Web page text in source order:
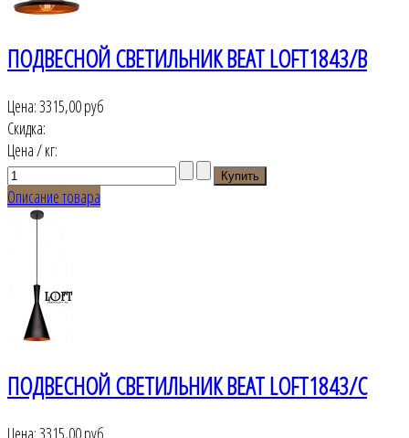
ПОДВЕСНОЙ СВЕТИЛЬНИК BEAT LOFT1843/B
Цена:3315,00 руб
Скидка:
Цена / кг:
Описание товара
ПОДВЕСНОЙ СВЕТИЛЬНИК BEAT LOFT1843/C
Цена:3315,00 руб